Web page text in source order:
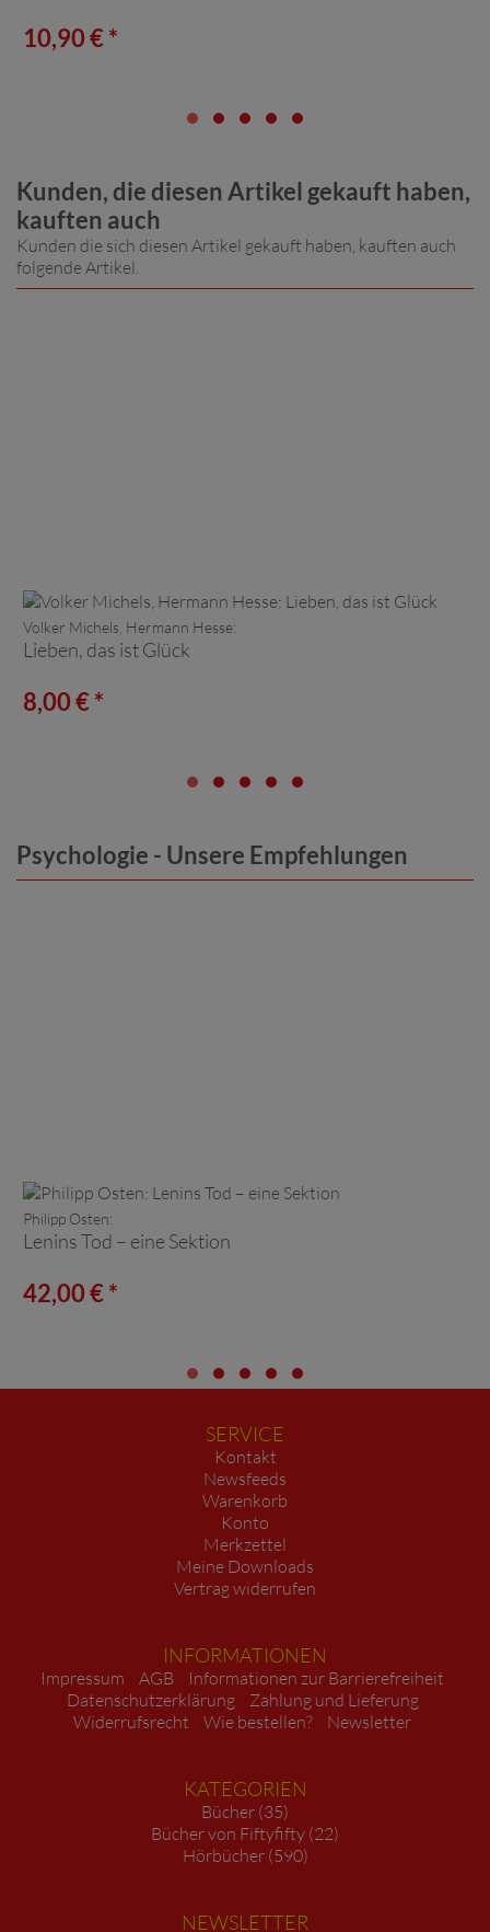
10,90 € *
Kunden, die diesen Artikel gekauft haben,
kauften auch
Kunden die sich diesen Artikel gekauft haben, kauften auch
folgende Artikel.
Volker Michels, Hermann Hesse:
Lieben, das ist Glück
8,00 € *
Psychologie - Unsere Empfehlungen
Philipp Osten:
Lenins Tod – eine Sektion
42,00 € *
SERVICE
Kontakt
Newsfeeds
Warenkorb
Konto
Merkzettel
Meine Downloads
Vertrag widerrufen
INFORMATIONEN
Impressum AGB
Informationen zur Barrierefreiheit
Datenschutzerklärung
Zahlung und Lieferung
Widerrufsrecht
Wie bestellen? Newsletter
KATEGORIEN
Bücher (35)
Bücher von Fiftyfifty (22)
Hörbücher (590)
NEWSLETTER